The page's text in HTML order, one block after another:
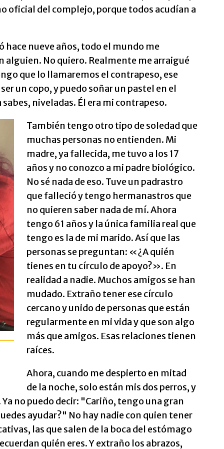
oficial del complejo, porque todos acudían a
hace nueve años, todo el mundo me
alguien. No quiero. Realmente me arraigué
que lo llamaremos el contrapeso, ese
un copo, y puedo soñar un pastel en el
niveladas. Él era mi contrapeso.
También tengo otro tipo de soledad que
muchas personas no entienden. Mi
madre, ya fallecida, me tuvo a los 17
años y no conozco a mi padre biológico.
No sé nada de eso. Tuve un padrastro
que falleció y tengo hermanastros que
no quieren saber nada de mí. Ahora
tengo 61 años y la única familia real que
tengo es la de mi marido. Así que las
personas se preguntan: «¿A quién
tienes en tu círculo de apoyo?». En
realidad a nadie. Muchos amigos se han
mudado. Extraño tener ese círculo
cercano y unido de personas que están
regularmente en mi vida y que son algo
más que amigos. Esas relaciones tienen
raíces.
Ahora, cuando me despierto en mitad
de la noche, solo están mis dos perros, y
no puedo decir: "Cariño, tengo una gran
ayudar?" No hay nadie con quien tener
las que salen de la boca del estómago
quién eres. Y extraño los abrazos,